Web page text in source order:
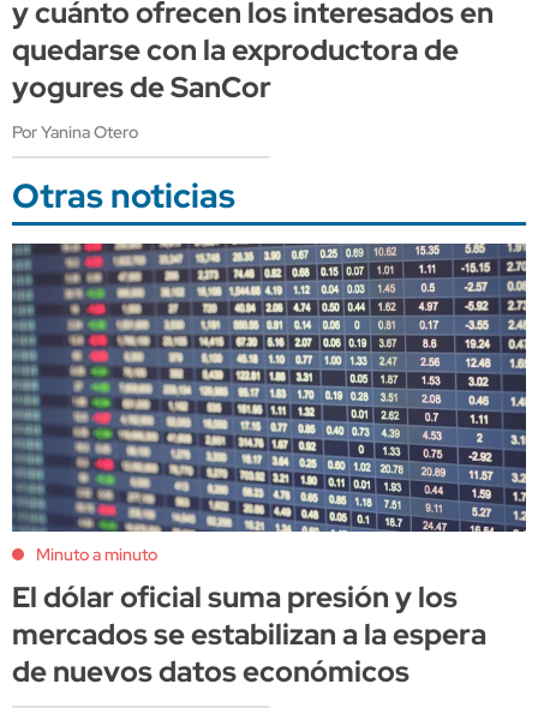
y cuánto ofrecen los interesados en
quedarse con la exproductora de
yogures de SanCor
Por Yanina Otero
Otras noticias
Minuto a minuto
El dólar oficial suma presión y los
mercados se estabilizan a la espera
de nuevos datos económicos